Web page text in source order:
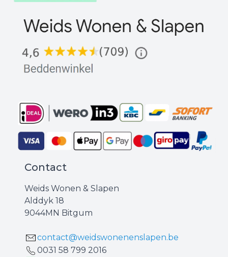
Contact
Weids Wonen & Slapen
Alddyk 18
9044MN Bitgum
contact@weidswonenenslapen.be
0031 ‪58 799 2016‬